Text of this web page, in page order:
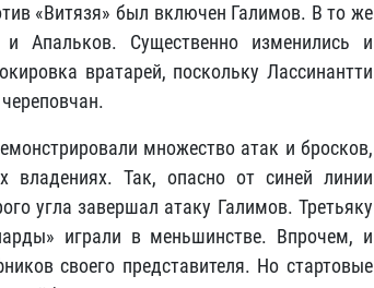
«Витязя» был включен Галимов. В то же
Апальков. Существенно изменились и
вратарей, поскольку Лассинантти
множество атак и бросков,
Так, опасно от синей линии
угла завершал атаку Галимов. Третьяку
играли в меньшинстве. Впрочем, и
своего представителя. Но стартовые